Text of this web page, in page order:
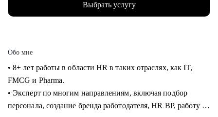
Выбрать услугу
Обо мне
• 8+ лет работы в области HR в таких отраслях, как IT,
FMCG и Pharma.
• Эксперт по многим направлениям, включая подбор
персонала, создание бренда работодателя, HR BP, работу с